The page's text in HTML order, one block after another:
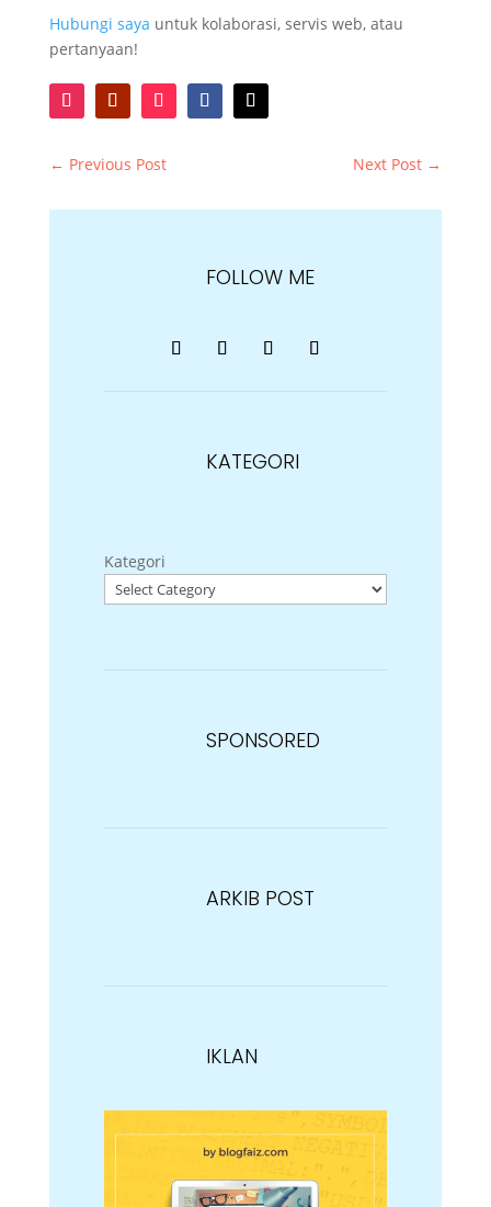
Hubungi saya untuk kolaborasi, servis web, atau
pertanyaan!
← Previous Post Next Post →
FOLLOW ME
KATEGORI
Kategori
SPONSORED
ARKIB POST
IKLAN